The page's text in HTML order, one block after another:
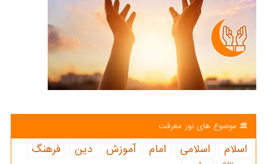
موضوع های نور معرفت
اسلام اسلامی امام آموزش دین
فرهنگ